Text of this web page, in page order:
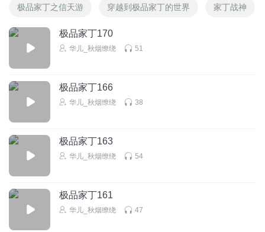
极品家丁之信天游 穿越到极品家丁的世界 家丁战神
极品家丁170
华儿_秋烟缭绕 51
极品家丁166
华儿_秋烟缭绕 38
极品家丁163
华儿_秋烟缭绕 54
极品家丁161
华儿_秋烟缭绕 47